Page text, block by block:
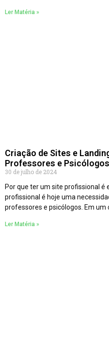
Ler Matéria »
Criação de Sites e
Professores e Psicólogos
30 de julho de 2024
Por que ter um site profissional é
profissional é hoje uma
professores e psicólogos. Em um
Ler Matéria »